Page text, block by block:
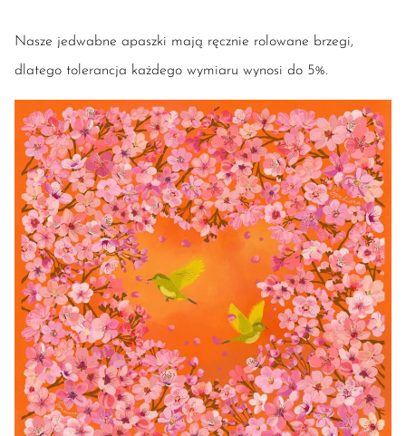
Nasze jedwabne apaszki mają ręcznie rolowane brzegi,
dlatego tolerancja każdego wymiaru wynosi do 5%.